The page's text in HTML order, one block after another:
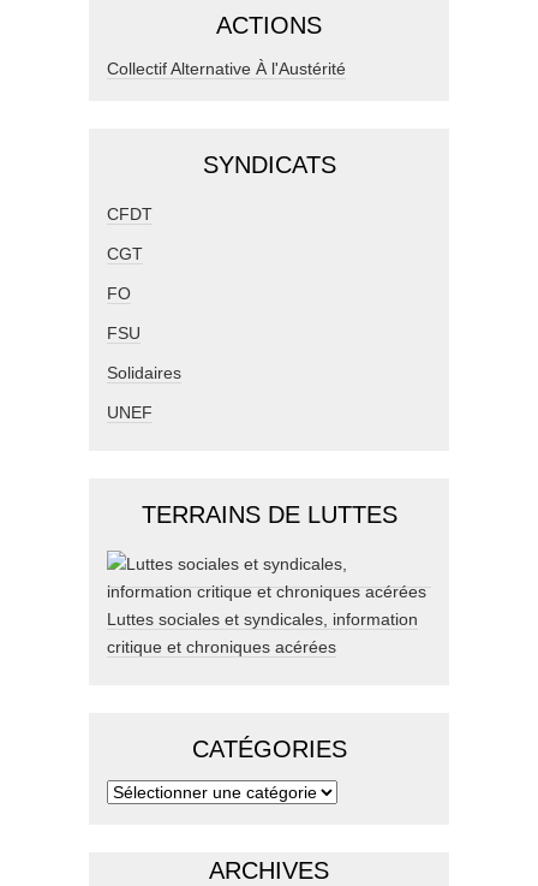
ACTIONS
Collectif Alternative À l'Austérité
SYNDICATS
CFDT
CGT
FO
FSU
Solidaires
UNEF
TERRAINS DE LUTTES
Luttes sociales et syndicales, information
critique et chroniques acérées
CATÉGORIES
ARCHIVES